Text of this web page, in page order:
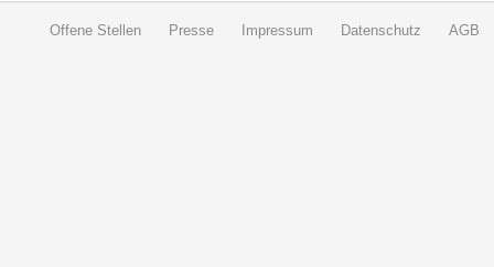
Offene Stellen Presse Impressum Datenschutz AGB